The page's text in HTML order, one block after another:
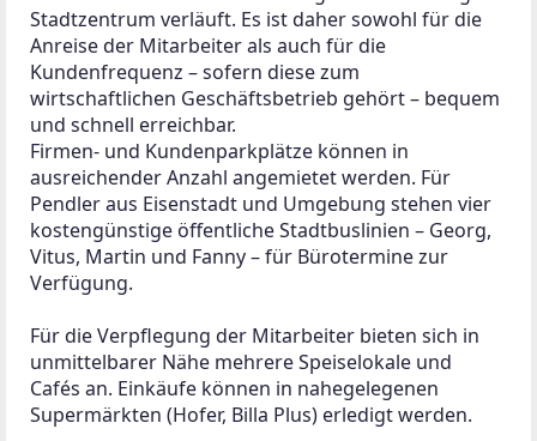
Stadtzentrum verläuft. Es ist daher sowohl für die
Anreise der Mitarbeiter als auch für die
Kundenfrequenz – sofern diese zum
wirtschaftlichen Geschäftsbetrieb gehört – bequem
und schnell erreichbar.
Firmen- und Kundenparkplätze können in
ausreichender Anzahl angemietet werden. Für
Pendler aus Eisenstadt und Umgebung stehen vier
kostengünstige öffentliche Stadtbuslinien – Georg,
Vitus, Martin und Fanny – für Bürotermine zur
Verfügung.
Für die Verpflegung der Mitarbeiter bieten sich in
unmittelbarer Nähe mehrere Speiselokale und
Cafés an. Einkäufe können in nahegelegenen
Supermärkten (Hofer, Billa Plus) erledigt werden.